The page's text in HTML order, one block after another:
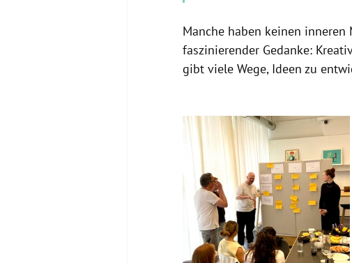
Manche haben keinen
faszinierender Gedanke:
gibt viele Wege, Ideen zu